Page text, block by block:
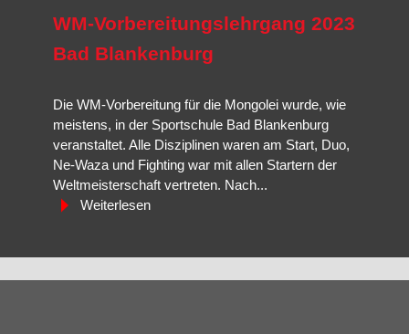
WM-Vorbereitungslehrgang 2023
Bad Blankenburg
Die WM-Vorbereitung für die Mongolei wurde, wie
meistens, in der Sportschule Bad Blankenburg
veranstaltet. Alle Disziplinen waren am Start, Duo,
Ne-Waza und Fighting war mit allen Startern der
Weltmeisterschaft vertreten. Nach...
Weiterlesen